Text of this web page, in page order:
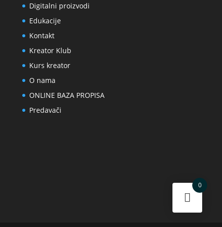
Digitalni proizvodi
Edukacije
Kontakt
Kreator Klub
Kurs kreator
O nama
ONLINE BAZA PROPISA
Predavači
0